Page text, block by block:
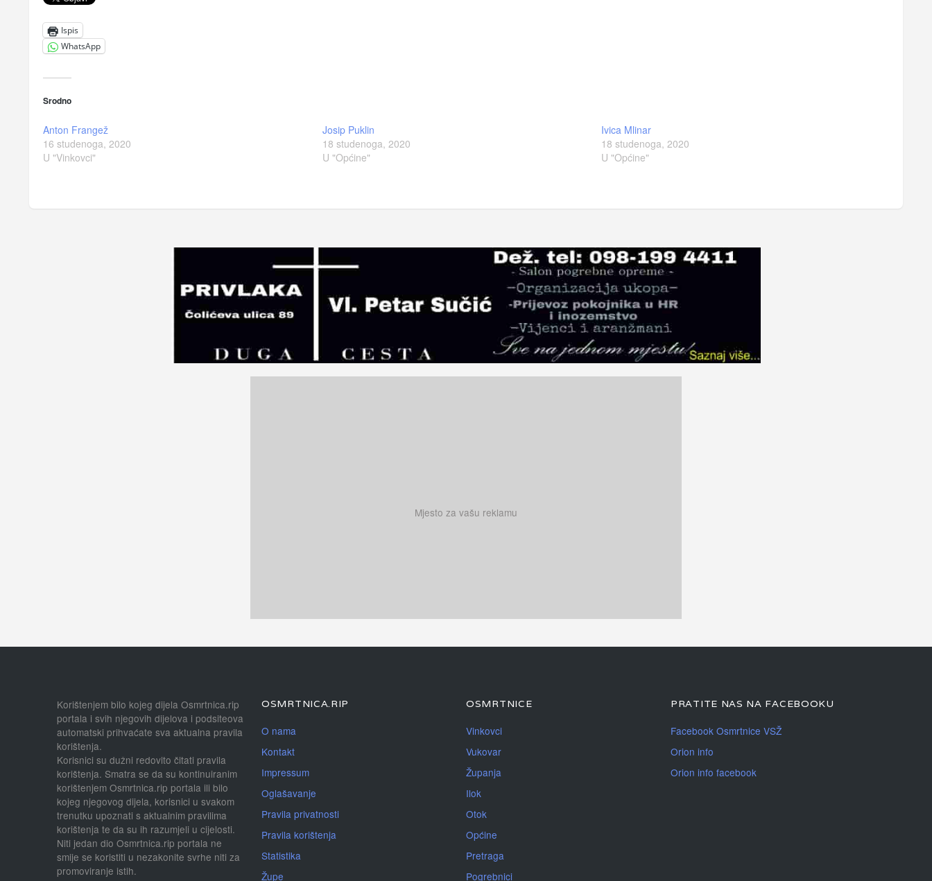
Ispis
WhatsApp
Srodno
Anton Frangež
16 studenoga, 2020
U "Vinkovci"
Josip Puklin
18 studenoga, 2020
U "Općine"
Ivica Mlinar
18 studenoga, 2020
U "Općine"
Mjesto za vašu reklamu
Korištenjem bilo kojeg dijela Osmrtnica.rip
portala i svih njegovih dijelova i podsiteova
automatski prihvaćate sva aktualna pravila
korištenja.
Korisnici su dužni redovito čitati pravila
korištenja. Smatra se da su kontinuiranim
korištenjem Osmrtnica.rip portala ili bilo
kojeg njegovog dijela, korisnici u svakom
trenutku upoznati s aktualnim pravilima
korištenja te da su ih razumjeli u cijelosti.
Niti jedan dio Osmrtnica.rip portala ne
smije se koristiti u nezakonite svrhe niti za
promoviranje istih.
OSMRTNICA.RIP
O nama
Kontakt
Impressum
Oglašavanje
Pravila privatnosti
Pravila korištenja
Statistika
Župe
OSMRTNICE
Vinkovci
Vukovar
Županja
Ilok
Otok
Općine
Pretraga
Pogrebnici
PRATITE NAS NA FACEBOOKU
Facebook Osmrtnice VSŽ
Orion info
Orion info facebook